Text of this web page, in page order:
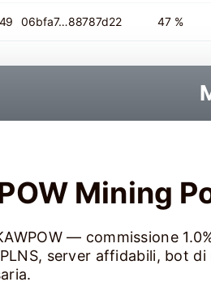
06bfa7…88787d22 47 %
Mining
— commissione
server affidabili, bot